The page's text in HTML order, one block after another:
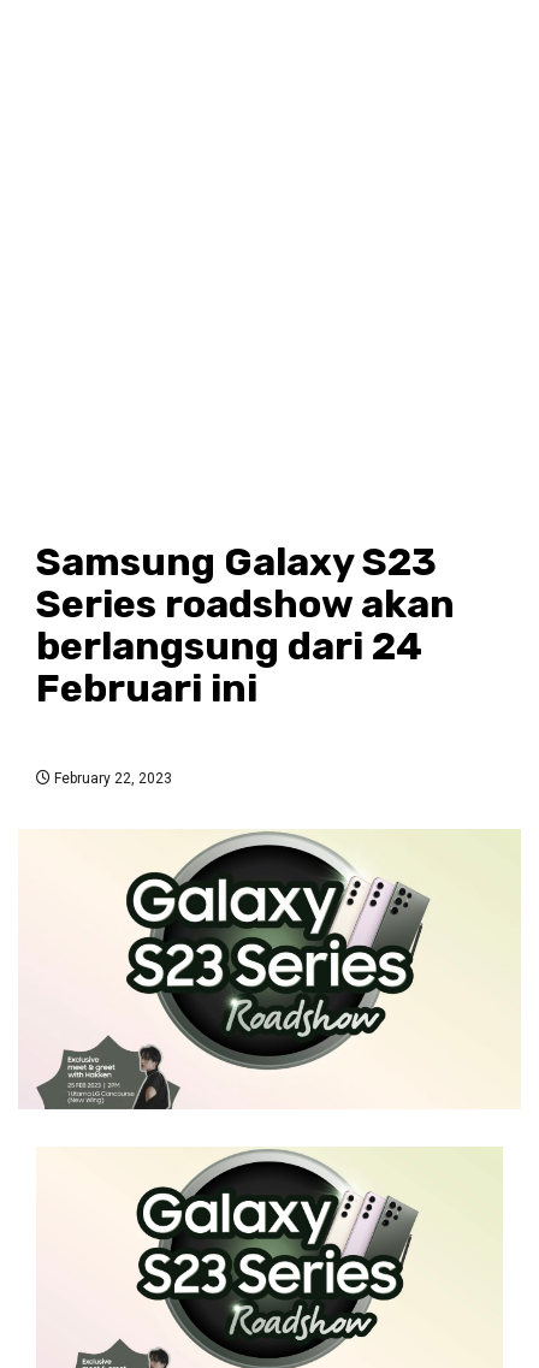
Samsung Galaxy S23
Series roadshow akan
berlangsung dari 24
Februari ini
February 22, 2023